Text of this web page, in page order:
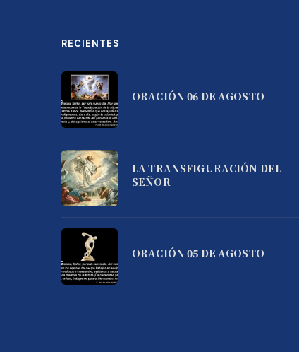
RECIENTES
ORACIÓN 06 DE AGOSTO
LA TRANSFIGURACIÓN DEL
SEÑOR
ORACIÓN 05 DE AGOSTO